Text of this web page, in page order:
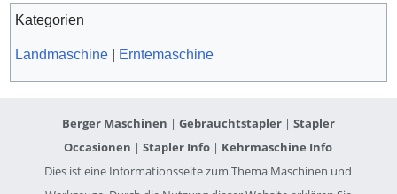
Kategorien
Landmaschine| Erntemaschine
Berger Maschinen | Gebrauchtstapler| Stapler
Occasionen |Stapler Info | Kehrmaschine Info
Dies ist eine Informationsseite zum Thema Maschinen und